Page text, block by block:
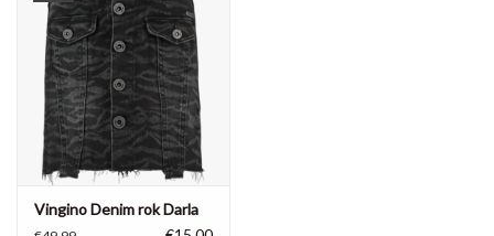
Vingino Denim rok Darla